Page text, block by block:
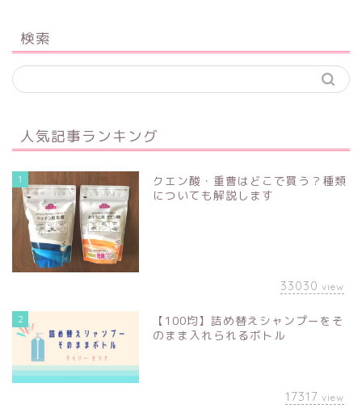
検索
人気記事ランキング
1
クエン酸・重曹はどこで買う？種類
についても解説します
33030 view
2
【100均】詰め替えシャンプーをそ
のまま入れられるボトル
17317 view